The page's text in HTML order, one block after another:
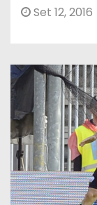
Set 12, 2016